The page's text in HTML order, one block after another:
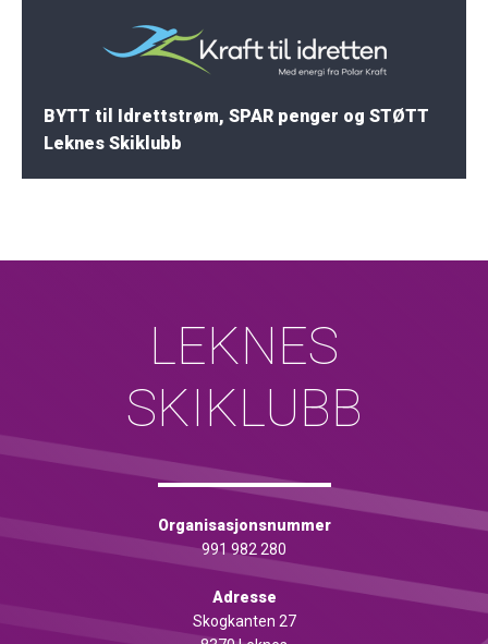
BYTT til Idrettstrøm, SPAR penger og STØTT
Leknes Skiklubb
LEKNES
SKIKLUBB
Organisasjonsnummer
991 982 280
Adresse
Skogkanten 27